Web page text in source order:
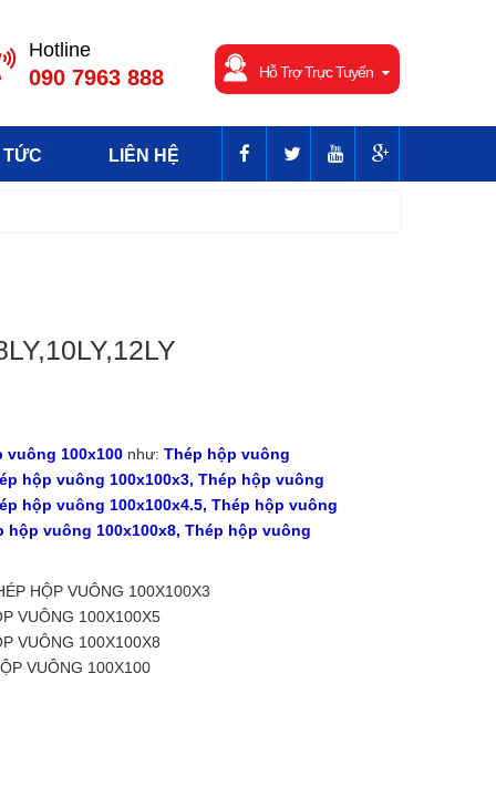
Hotline
090 7963 888 Hỗ Trợ Trực Tuyến
TỨC LIÊN HỆ
vuông 100x100 như: Thép hộp vuông
hộp vuông 100x100x3, Thép hộp vuông
hộp vuông 100x100x4.5, Thép hộp vuông
hộp vuông 100x100x8, Thép hộp vuông
HỘP VUÔNG 100X100X3
VUÔNG 100X100X5
VUÔNG 100X100X8
VUÔNG 100X100